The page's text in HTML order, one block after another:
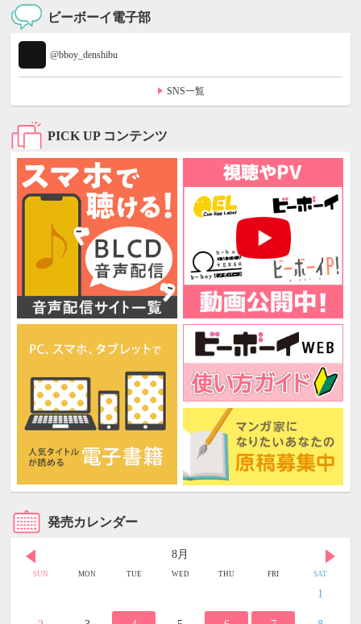
ビーボーイ電子部
@bboy_denshibu
SNS一覧
PICK UP コンテンツ
発売カレンダー
8月
SUN MON TUE WED THU FRI SAT
1